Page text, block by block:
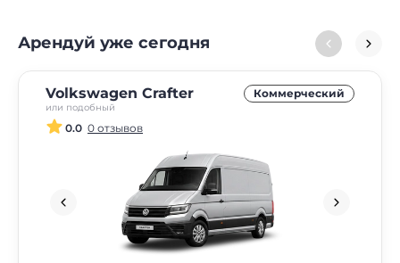
Арендуй уже сегодня
Volkswagen Crafter
или подобный
Коммерческий
0.0 0 отзывов